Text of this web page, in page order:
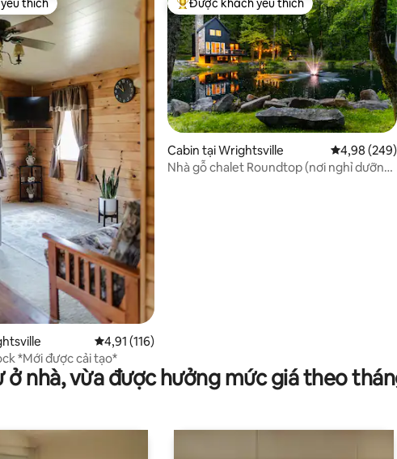
đánh giá
thích
thích
Xếp hạng trung bình 4,91/5, 116 đánh giá
4,91 (116)
*Mới được cải tạo*
Được khách yêu thích nhất
Được khách yêu thích
Cabin tại Wrightsville Xếp hạng
4,98 (249)
Nhà gỗ chalet Roundtop (nơi nghỉ dưỡng
ở nhà, vừa được hưởng mức giá theo